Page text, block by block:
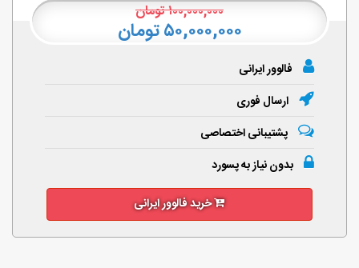
۱۰۰,۰۰۰,۰۰۰تومان
۵۰,۰۰۰,۰۰۰ تومان
فالوور ایرانی
ارسال فوری
پشتیبانی اختصاصی
بدون نیاز به پسورد
خرید فالوور ایرانی